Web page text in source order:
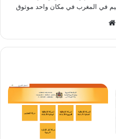
في المغرب في مكان واحد موثوق
b